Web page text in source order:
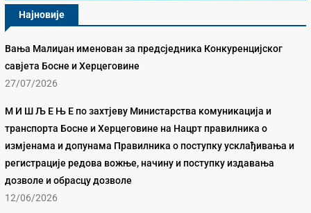
Најновије
Вања Малиџан именован за предсједника Конкуренцијског
савјета Босне и Херцеговине
27/07/2026
М И Ш Љ Е Њ Е по захтјеву Министарства комуникација и
транспорта Босне и Херцеговине на Нацрт правилника о
измјенама и допунама Правилника о поступку усклађивања и
регистрације редова вожње, начину и поступку издавања
дозволе и обрасцу дозволе
12/06/2026